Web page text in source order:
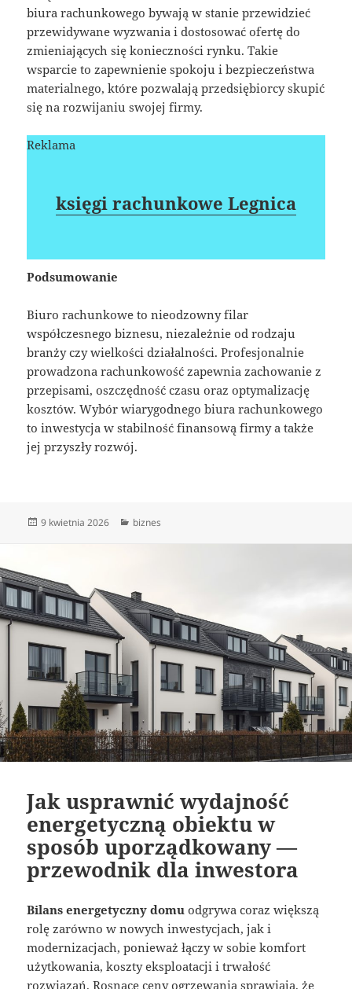
biura rachunkowego bywają w stanie przewidzieć
przewidywane wyzwania i dostosować ofertę do
zmieniających się konieczności rynku. Takie
wsparcie to zapewnienie spokoju i bezpieczeństwa
materialnego, które pozwalają przedsiębiorcy skupić
się na rozwijaniu swojej firmy.
Reklama
księgi rachunkowe Legnica
Podsumowanie
Biuro rachunkowe to nieodzowny filar
współczesnego biznesu, niezależnie od rodzaju
branży czy wielkości działalności. Profesjonalnie
prowadzona rachunkowość zapewnia zachowanie z
przepisami, oszczędność czasu oraz optymalizację
kosztów. Wybór wiarygodnego biura rachunkowego
to inwestycja w stabilność finansową firmy a także
jej przyszły rozwój.
Data
9 kwietnia 2026 Kategorie
biznes
Jak usprawnić wydajność
energetyczną obiektu w
sposób uporządkowany —
przewodnik dla inwestora
Bilans energetyczny domu odgrywa coraz większą
rolę zarówno w nowych inwestycjach, jak i
modernizacjach, ponieważ łączy w sobie komfort
użytkowania, koszty eksploatacji i trwałość
rozwiązań. Rosnące ceny ogrzewania sprawiają, że